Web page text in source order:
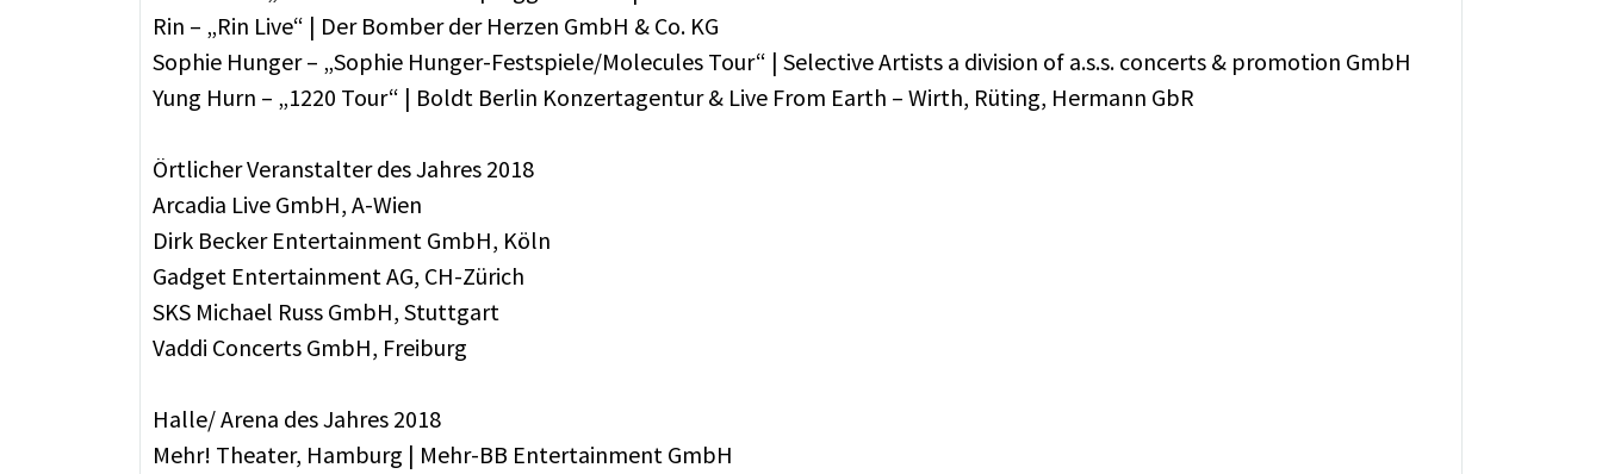
Rin – „Rin Live“ | Der Bomber der Herzen GmbH & Co. KG
Sophie Hunger – „Sophie Hunger-Festspiele/Molecules Tour“ | Selective Artists a division of a.s.s. concerts & promotion GmbH
Yung Hurn – „1220 Tour“ | Boldt Berlin Konzertagentur & Live From Earth – Wirth, Rüting, Hermann GbR
Örtlicher Veranstalter des Jahres 2018
Arcadia Live GmbH, A-Wien
Dirk Becker Entertainment GmbH, Köln
Gadget Entertainment AG, CH-Zürich
SKS Michael Russ GmbH, Stuttgart
Vaddi Concerts GmbH, Freiburg
Halle/ Arena des Jahres 2018
Mehr! Theater, Hamburg | Mehr-BB Entertainment GmbH